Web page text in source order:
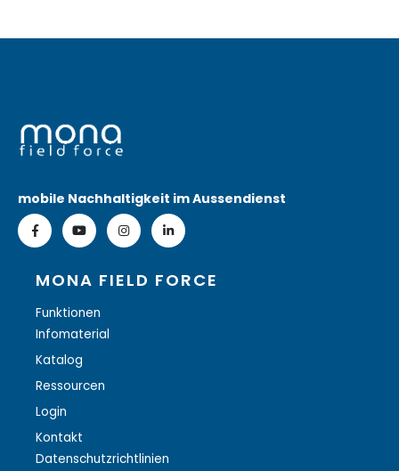
mobile Nachhaltigkeit im Aussendienst
MONA FIELD FORCE
Funktionen
Infomaterial
Katalog
Ressourcen
Login
Kontakt
Datenschutzrichtlinien